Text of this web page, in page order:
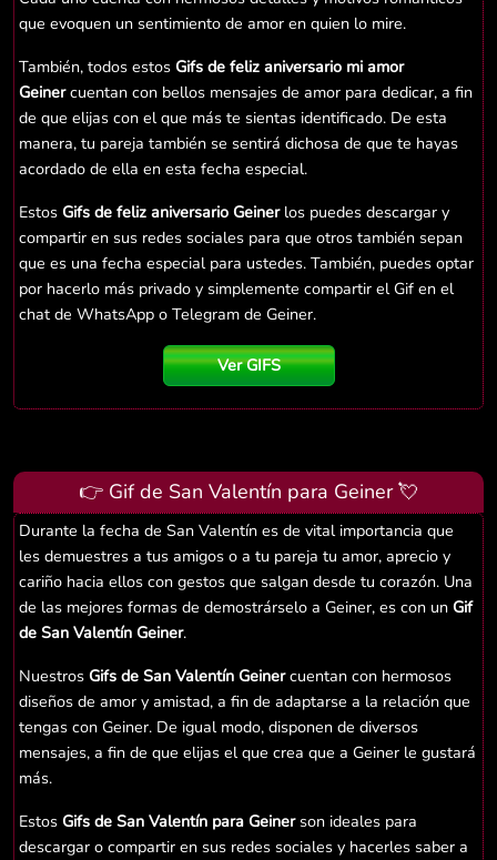
que evoquen un sentimiento de amor en quien lo mire.
También, todos estos Gifs de feliz aniversario mi amor
Geinercuentan con bellos mensajes de amor para dedicar, a fin
de que elijas con el que más te sientas identificado. De esta
manera, tu pareja también se sentirá dichosa de que te hayas
acordado de ella en esta fecha especial.
Estos Gifs de feliz aniversario Geinerlos puedes descargar y
compartir en sus redes sociales para que otros también sepan
que es una fecha especial para ustedes. También, puedes optar
por hacerlo más privado y simplemente compartir el Gif en el
chat de WhatsApp o Telegram de Geiner.
Ver GIFS
👉 Gif de San Valentín para Geiner 💘
Durante la fecha de San Valentín es de vital importancia que
les demuestres a tus amigos o a tu pareja tu amor, aprecio y
cariño hacia ellos con gestos que salgan desde tu corazón. Una
de las mejores formas de demostrárselo a Geiner, es con un Gif
de San Valentín Geiner.
Nuestros Gifs de San Valentín Geinercuentan con hermosos
diseños de amor y amistad, a fin de adaptarse a la relación que
tengas con Geiner. De igual modo, disponen de diversos
mensajes, a fin de que elijas el que crea que a Geiner le gustará
más.
Estos Gifs de San Valentín para Geinerson ideales para
descargar o compartir en sus redes sociales y hacerles saber a